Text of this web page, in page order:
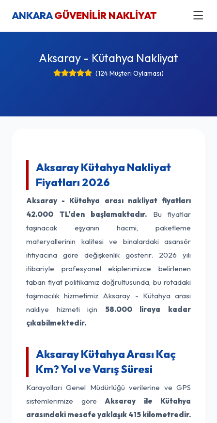
ANKARAGÜVENİLİR NAKLİYAT
Aksaray - Kütahya Nakliyat
(124 Müşteri Oylaması)
Aksaray Kütahya Nakliyat
Fiyatları 2026
Aksaray - Kütahya arası nakliyat fiyatları
42.000 TL'den başlamaktadır. Bu fiyatlar
taşınacak eşyanın hacmi, paketleme
materyallerinin kalitesi ve binalardaki asansör
ihtiyacına göre değişkenlik gösterir. 2026 yılı
itibariyle profesyonel ekiplerimizce belirlenen
taban fiyat politikamız doğrultusunda, bu rotadaki
taşımacılık hizmetimiz Aksaray - Kütahya arası
nakliye hizmeti için 58.000 liraya kadar
çıkabilmektedir.
Aksaray Kütahya Arası Kaç
Km? Yol ve Varış Süresi
Karayolları Genel Müdürlüğü verilerine ve GPS
sistemlerimize göre Aksaray ile Kütahya
arasındaki mesafe yaklaşık 415 kilometredir.